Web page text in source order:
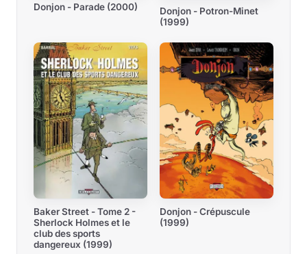
Donjon - Parade (2000)
Donjon - Potron-Minet
(1999)
Baker Street - Tome 2 -
Sherlock Holmes et le
club des sports
dangereux (1999)
Donjon - Crépuscule
(1999)